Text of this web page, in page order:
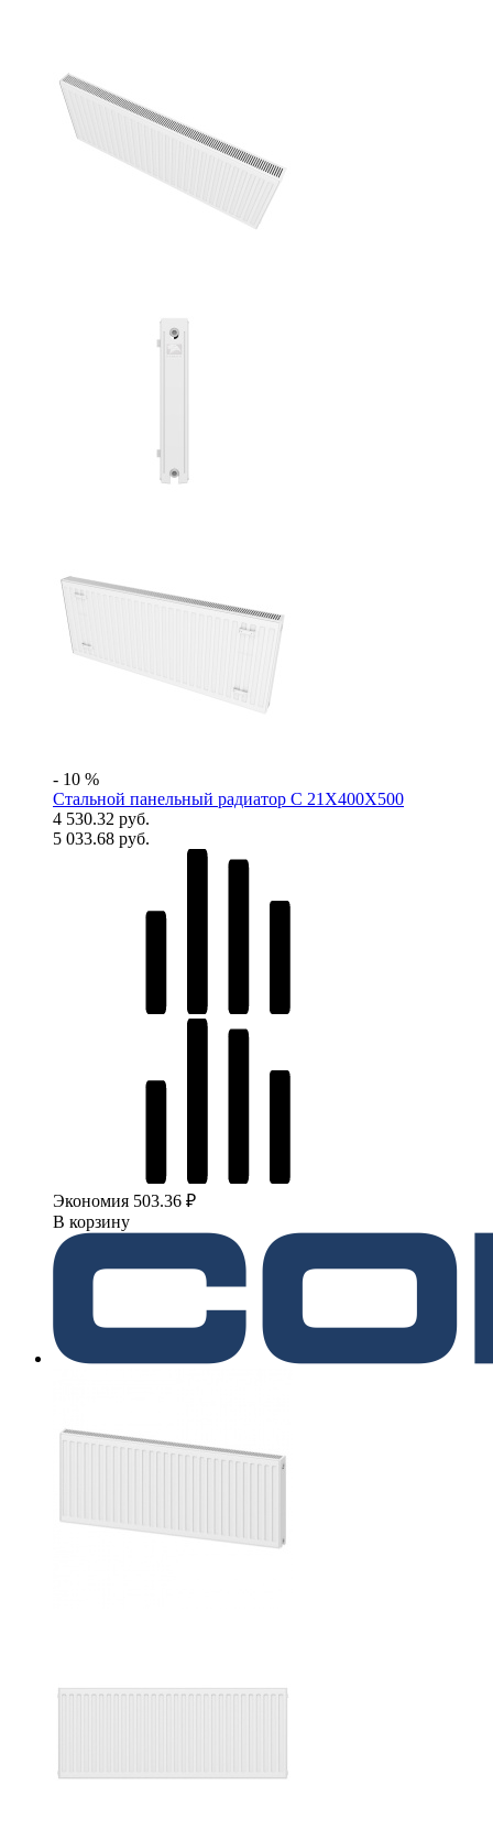
- 10 %
Стальной панельный радиатор C 21X400X500
4 530.32 руб.
5 033.68 руб.
Экономия 503.36 ₽
В корзину